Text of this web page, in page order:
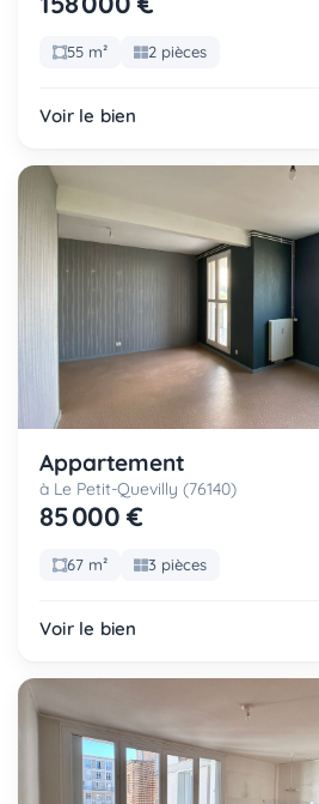
55 m² 2 pièces
Voir le bien
Appartement
à Le Petit-Quevilly (76140)
85 000 €
67 m² 3 pièces
Voir le bien